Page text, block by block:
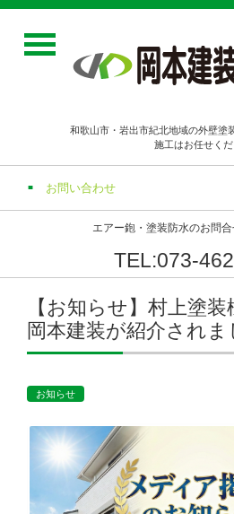
和歌山市・岩出市紀北地域の外壁塗
施工はお任せく
お問い合わせ
エアー鉋・塗装防水のお問
TEL:073-
【お知らせ】村上塗装
岡本建装が紹介されま
お知らせ